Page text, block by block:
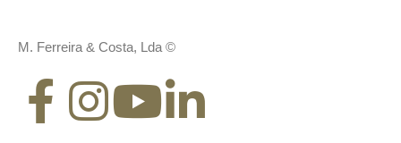
M. Ferreira & Costa, Lda ©